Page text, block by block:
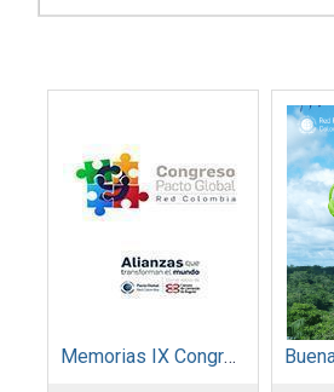
Memorias IX Congreso Pacto Global 2019